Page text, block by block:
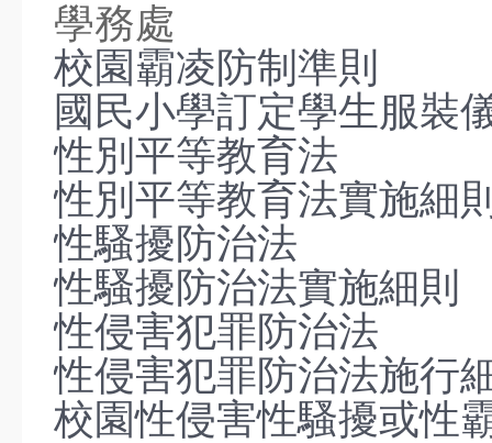
E化行政
學生專區
線上進修
網管專區
業務宣導
學務處
校園霸凌防制準則
國民小學訂定學生服裝
性別平等教育法
性別平等教育法實施細
性騷擾防治法
性騷擾防治法實施細則
性侵害犯罪防治法
性侵害犯罪防治法施行
校園性侵害性騷擾或性